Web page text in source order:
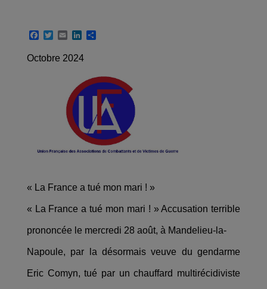
F
c
e
T
i
t
E
a
i
L
n
k
d
I
P
a
g
e
Octobre 2024
« La France a tué mon mari ! »
« La France a tué mon mari ! » Accusation terrible
prononcée le mercredi 28 août, à Mandelieu-la-
Napoule, par la désormais veuve du gendarme
Eric Comyn, tué par un chauffard multirécidiviste